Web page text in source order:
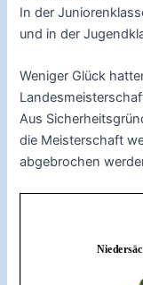
In der
und in der
Weniger Glück
Aus
die Meisterschaft
abgebrochen